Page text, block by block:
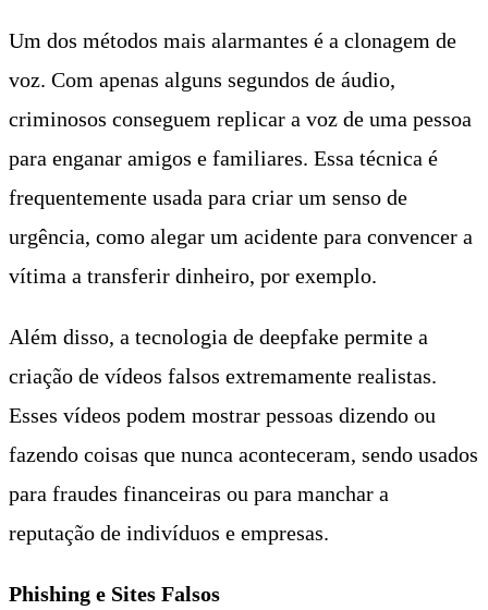
Um dos métodos mais alarmantes é a clonagem de
voz. Com apenas alguns segundos de áudio,
criminosos conseguem replicar a voz de uma pessoa
para enganar amigos e familiares. Essa técnica é
frequentemente usada para criar um senso de
urgência, como alegar um acidente para convencer a
vítima a transferir dinheiro, por exemplo.
Além disso, a tecnologia de deepfake permite a
criação de vídeos falsos extremamente realistas.
Esses vídeos podem mostrar pessoas dizendo ou
fazendo coisas que nunca aconteceram, sendo usados
para fraudes financeiras ou para manchar a
reputação de indivíduos e empresas.
Phishing e Sites Falsos